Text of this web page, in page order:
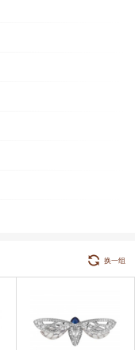
换一组